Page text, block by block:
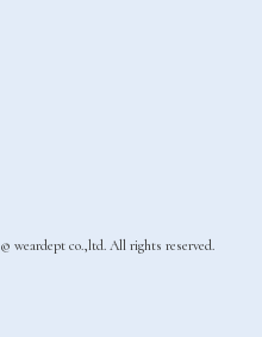
© weardept co.,ltd. All rights reserved.